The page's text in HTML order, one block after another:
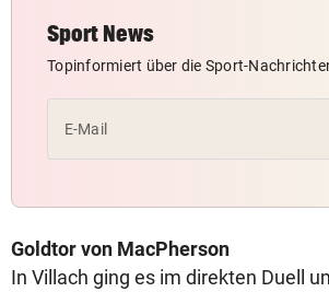
Sport News
Topinformiert über die Sport-
E-Mail
Goldtor von MacPherson
In Villach ging es im direkten Duell